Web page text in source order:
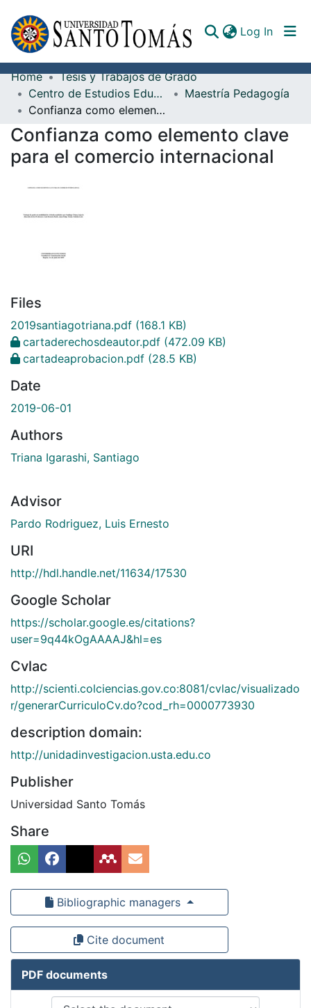
Log In
Communities & Collections
All of DSpace
Documents
Home
Tesis y Trabajos de Grado
Centro de Estudios Educativos Enrique Lacordaire
Maestría Pedagogía
Confianza como elemento clave para el comercio internacional
Confianza como elemento clave
para el comercio internacional
Files
2019santiagotriana.pdf (168.1 KB)
cartaderechosdeautor.pdf (472.09 KB)
cartadeaprobacion.pdf (28.5 KB)
Date
2019-06-01
Authors
Triana Igarashi, Santiago
Advisor
Pardo Rodriguez, Luis Ernesto
URI
http://hdl.handle.net/11634/17530
Google Scholar
https://scholar.google.es/citations?
user=9q44kOgAAAAJ&hl=es
Cvlac
http://scienti.colciencias.gov.co:8081/cvlac/visualizado
r/generarCurriculoCv.do?cod_rh=0000773930
description domain:
http://unidadinvestigacion.usta.edu.co
Publisher
Universidad Santo Tomás
Share
Bibliographic managers
Cite document
PDF documents